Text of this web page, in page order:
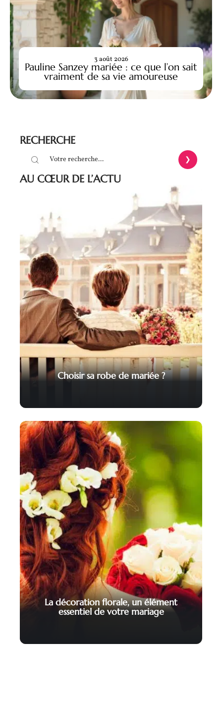
Pauline Sanzey mariée : ce que l’on sait
vraiment de sa vie amoureuse
3 août 2026
RECHERCHE
AU CŒUR DE L’ACTU
Choisir sa robe de mariée ?
La décoration florale, un élément
essentiel de votre mariage